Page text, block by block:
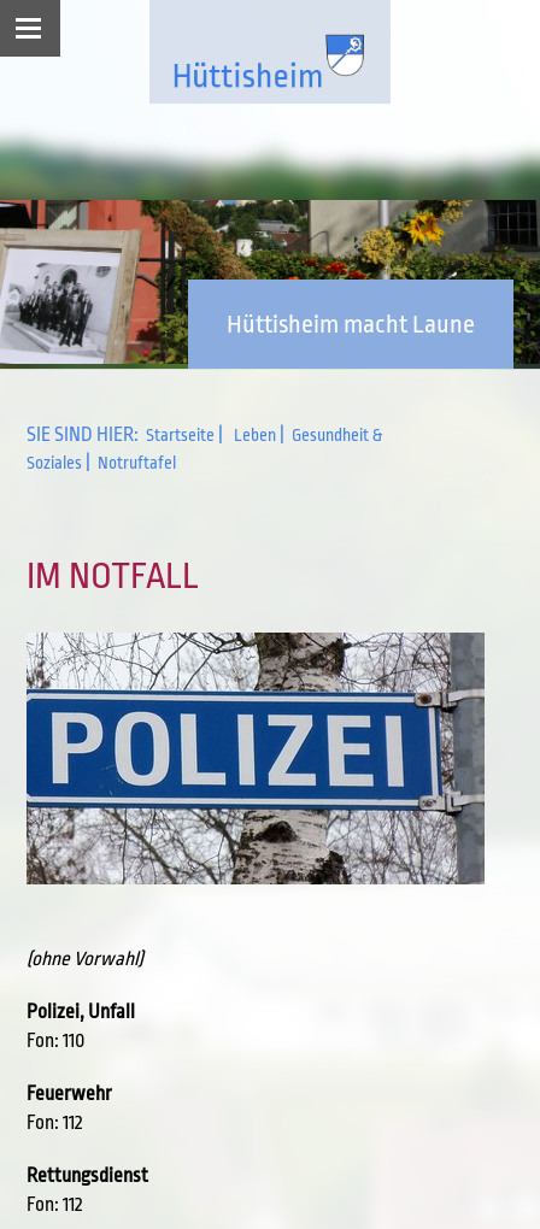
Hüttisheim macht Laune
SIE SIND HIER: Startseite Leben
Gesundheit &
Soziales
Notruftafel
IM NOTFALL
(ohne Vorwahl)
Polizei, Unfall
Fon: 110
Feuerwehr
Fon: 112
Rettungsdienst
Fon: 112